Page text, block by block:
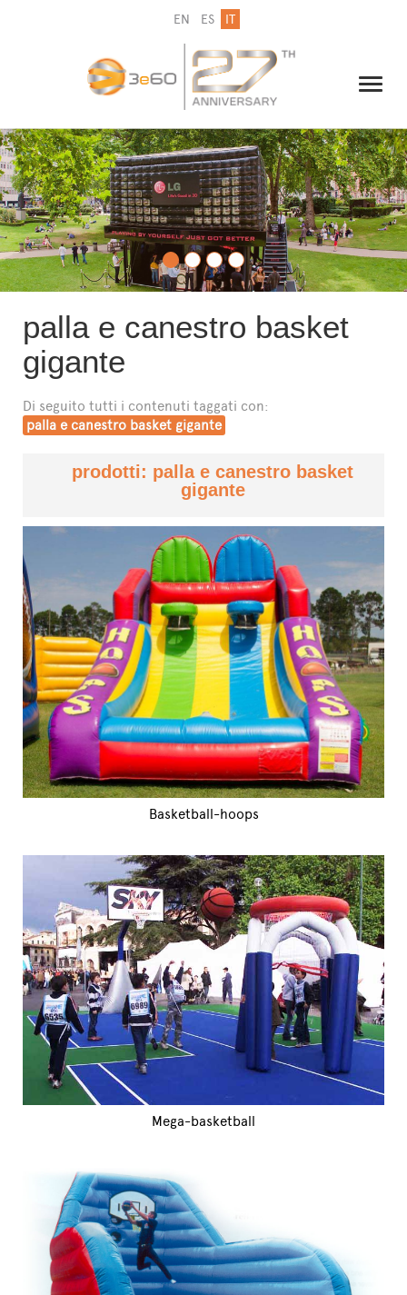
EN ES IT
IL GRUPPO
NEWSLETTER
CONTATTI
palla e canestro basket
gigante
Di seguito tutti i contenuti taggati con:
palla e canestro basket gigante
prodotti: palla e canestro basket
gigante
Basketball-hoops
Mega-basketball